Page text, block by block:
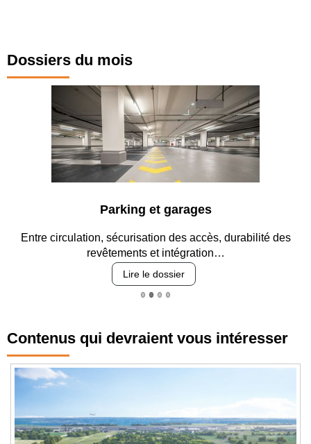
Dossiers du mois
Parking et garages
Entre circulation, sécurisation des accès, durabilité des
revêtements et intégration…
Lire le dossier
Contenus qui devraient vous intéresser